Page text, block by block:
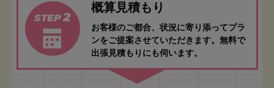
STEP2
概算見積もり
お客様のご都合、状況に寄り添ってプラ
ンをご提案させていただきます。無料で
出張見積もりにも伺います。